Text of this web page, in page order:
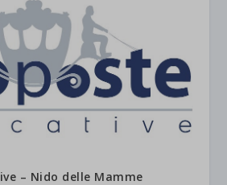
– Nido delle Mamme